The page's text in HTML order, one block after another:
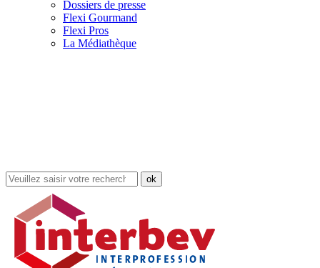
Dossiers de presse
Flexi Gourmand
Flexi Pros
La Médiathèque
Rechercher
dans
site